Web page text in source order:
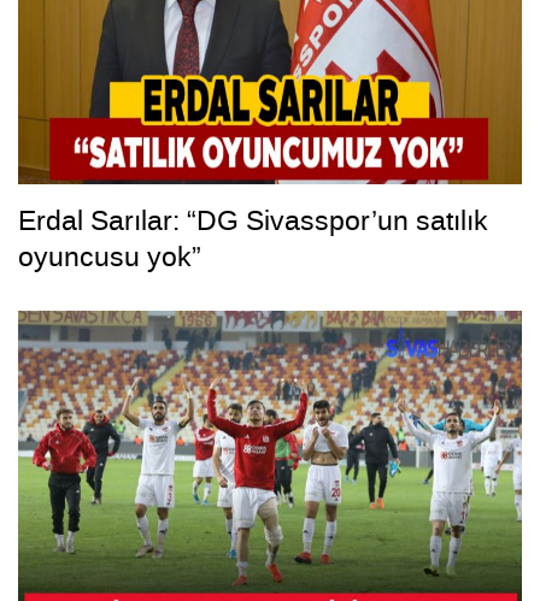
Erdal Sarılar: “DG Sivasspor’un satılık
oyuncusu yok”